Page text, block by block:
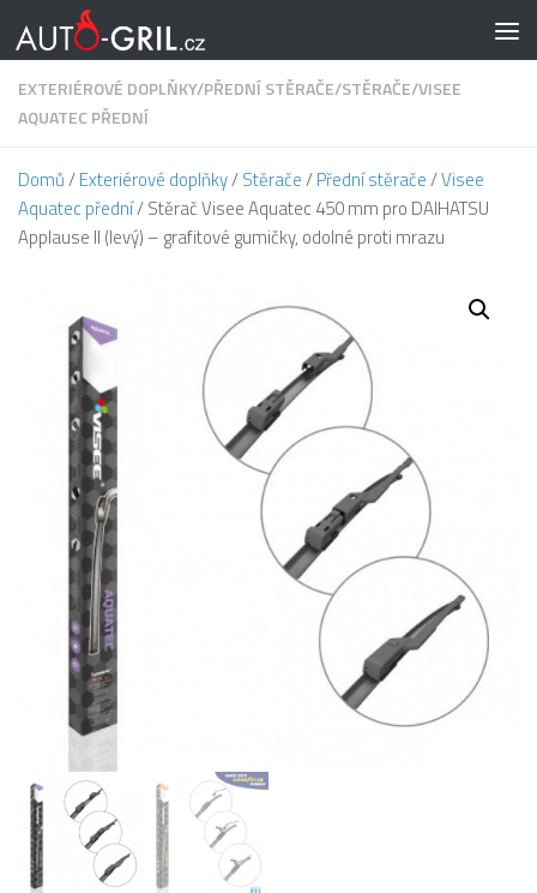
Skip to content
EXTERIÉROVÉ DOPLŇKY/PŘEDNÍ STĚRAČE/STĚRAČE/VISEE
AQUATEC PŘEDNÍ
Domů/Exteriérové doplňky/Stěrače/Přední stěrače/Visee
Aquatec přední/ Stěrač Visee Aquatec 450 mm pro DAIHATSU
Applause II (levý) – grafitové gumičky, odolné proti mrazu